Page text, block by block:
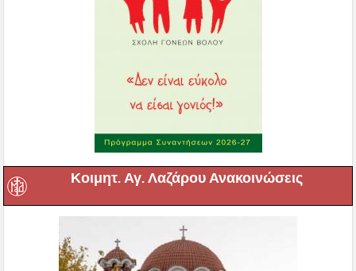
Κοιμητ. Αγ. Λαζάρου Ανακοινώσεις